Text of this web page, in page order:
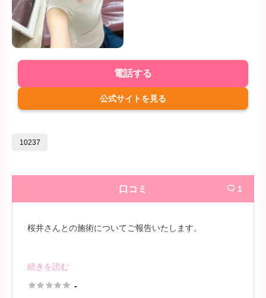
電話する
公式サイトを見る
10237
口コミ  1
桜井さんとの施術についてご報告いたします。
当初予定してい
案により桜井さんと施術を受けることになりました。ワ
続きを読む
 -